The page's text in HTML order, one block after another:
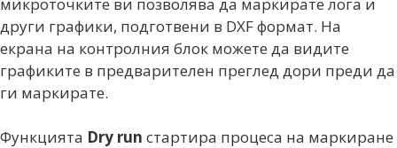
други графики, подготвени в DXF формат. На
екрана на контролния блок можете да видите
графиките в предварителен преглед дори преди да
ги маркирате.
Функцията Dry run стартира процеса на маркиране